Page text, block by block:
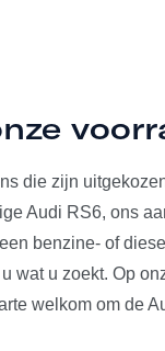
die zijn
Audi RS6, ons
benzine- of
wat u zoekt. Op
welkom om de